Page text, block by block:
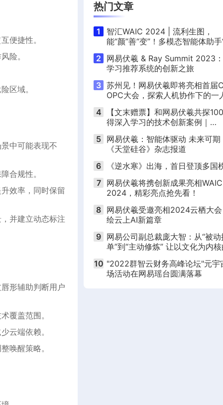
便捷性。
险。
区域。
中可能表现不
合规性。
效率，同时保留
并建立动态标注
形辅助判断用户
覆盖范围。
云端依赖。
唤醒策略。
热门文章
1
智汇WAIC 2024 | 流利生图，
能“颜”善“变”！多模态智能体助
2
网易伏羲 & Ray Summit 2023
学习推荐系统的创新之旅
3 苏州见！网易伏羲即将亮相首届
OPC大会，探索人机协作下的一
4
【文末赠票】和网易伏羲共探
得深入学习的技术创新案例｜
5 网易伏羲：智能体驱动 未来可期
《天堂硅谷》杂志报道
6
《逆水寒》出海，首日登顶多国
7
网易伏羲将携创新成果亮相WAIC
2024，精彩亮点抢先看！
8 网易伏羲受邀亮相2024云栖大
绘云上AI新篇章
9 网易公司副总裁庞大智：从“被动
单”到“主动修炼” 让以文化为内
10 "2022群智云财务高峰论坛"元宇
场活动在网易瑶台圆满落幕